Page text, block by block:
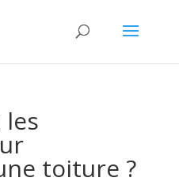
toiture ?